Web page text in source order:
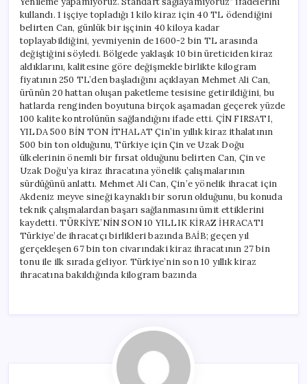
kullandı. 1 işçiye topladığı 1 kilo kiraz için 40 TL ödendiğini
belirten Can, günlük bir işçinin 40 kiloya kadar
toplayabildiğini, yevmiyenin de 1600-2 bin TL arasında
değiştiğini söyledi. Bölgede yaklaşık 10 bin üreticiden kiraz
aldıklarını, kalitesine göre değişmekle birlikte kilogram
fiyatının 250 TL’den başladığını açıklayan Mehmet Ali Can,
ürünün 20 hattan oluşan paketleme tesisine getirildiğini, bu
hatlarda renginden boyutuna birçok aşamadan geçerek yüzde
100 kalite kontrolünün sağlandığını ifade etti. ÇİN FIRSATI,
YILDA 500 BİN TON İTHALAT Çin’in yıllık kiraz ithalatının
500 bin ton olduğunu, Türkiye için Çin ve Uzak Doğu
ülkelerinin önemli bir fırsat olduğunu belirten Can, Çin ve
Uzak Doğu’ya kiraz ihracatına yönelik çalışmalarının
sürdüğünü anlattı. Mehmet Ali Can, Çin’e yönelik ihracat için
Akdeniz meyve sineği kaynaklı bir sorun olduğunu, bu konuda
teknik çalışmalardan başarı sağlanmasını ümit ettiklerini
kaydetti. TÜRKİYE’NİN SON 10 YILLIK KİRAZ İHRACATI
Türkiye’de ihracatçı birlikleri bazında BAİB; geçen yıl
gerçekleşen 67 bin ton civarındaki kiraz ihracatının 27 bin
tonu ile ilk sırada geliyor. Türkiye’nin son 10 yıllık kiraz
ihracatına bakıldığında kilogram bazında